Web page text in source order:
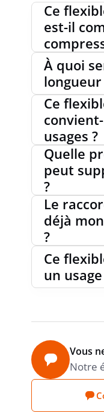
Ce
est-il
À quoi
Ce
usages ?
Quelle
peut
?
Le
déjà
?
Ce
un
Vous
Notre